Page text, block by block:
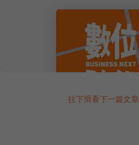
往下滑看下一篇文章